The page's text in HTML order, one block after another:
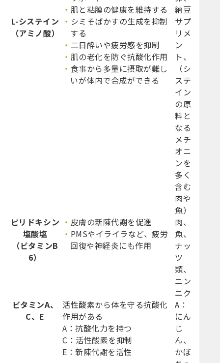
肌と粘膜の健康を維持する
納豆
L-システイン
（アミノ酸）
シミそばかすの生成を抑制
する
二日酔いや疲労感を抑制
肌の老化を防ぐ抗酸化作用
食事から多量に摂取が難し
いが体内で合成ができる
サプ
リメ
ン
ト、
（シ
ステ
イン
の原
料と
なる
メチ
オニ
ンを
多く
含む
肉や
魚）
ピリドキシン
塩酸塩
（ビタミンB
6）
皮膚の新陳代謝を促進
PMSやイライラなど、疲労
回復や神経炎にも作用
肉、
魚、
ナッ
ツ
類、
ニン
ニク
ビタミンA、
C、E
活性酸素から体を守る抗酸化
作用がある
A：抗酸化力を持つ
C：活性酸素を抑制
E：新陳代謝を活性
A：
にん
じ
ん、
かぼ